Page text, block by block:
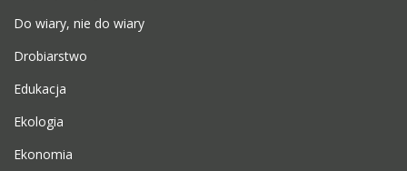
Do wiary, nie do wiary
Drobiarstwo
Edukacja
Ekologia
Ekonomia